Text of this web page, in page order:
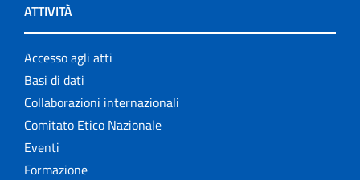
ATTIVITÀ
Accesso agli atti
Basi di dati
Collaborazioni internazionali
Comitato Etico Nazionale
Eventi
Formazione